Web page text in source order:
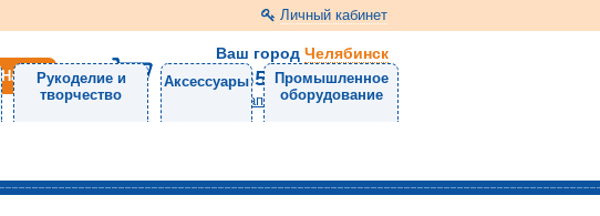
Личный кабинет
Ваш город Челябинск
8 (351) 220-99-01
Напишите нам
Рукоделие и
творчество
Аксессуары
Промышленное
оборудование